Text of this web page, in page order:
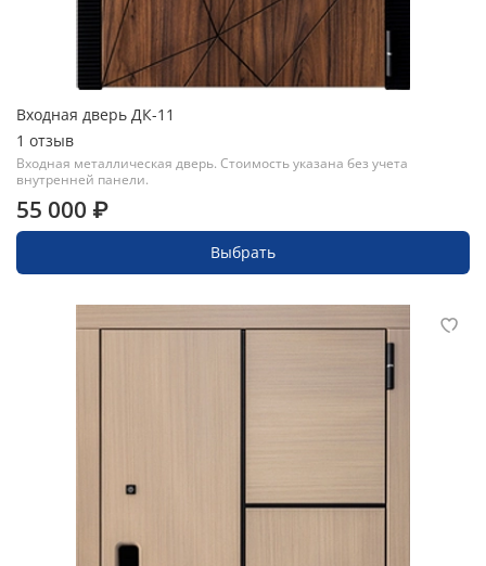
Входная дверь ДК-11
1 отзыв
Входная металлическая дверь. Стоимость указана без учета
внутренней панели.
55 000 ₽
Выбрать